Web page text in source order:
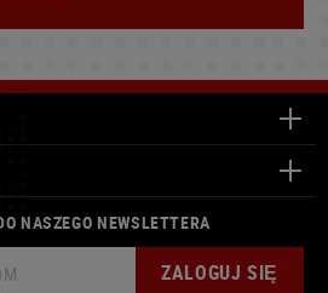
NASZEGO NEWSLETTERA
ZALOGUJ SIĘ